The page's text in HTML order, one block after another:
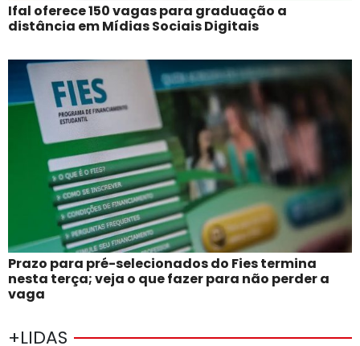
Ifal oferece 150 vagas para graduação a
distância em Mídias Sociais Digitais
Prazo para pré-selecionados do Fies termina
nesta terça; veja o que fazer para não perder a
vaga
+LIDAS